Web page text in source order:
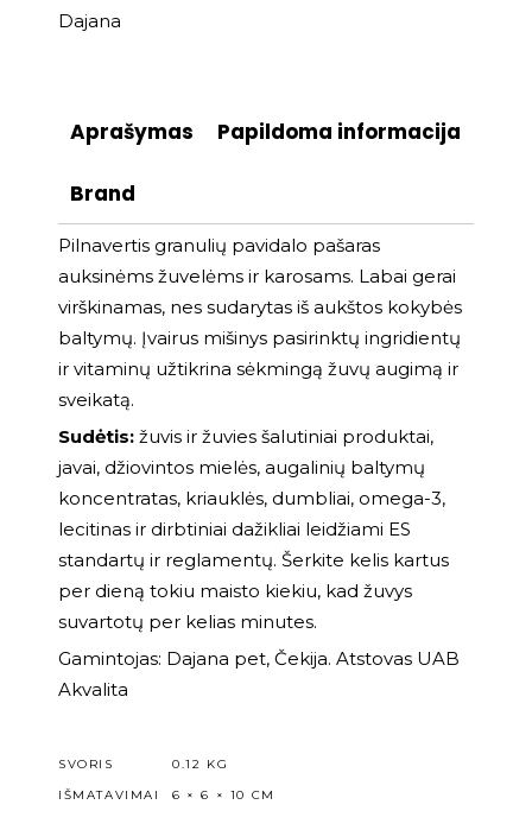
Dajana
Aprašymas Papildoma informacija
Brand
Pilnavertis granulių pavidalo pašaras
auksinėms žuvelėms ir karosams. Labai gerai
virškinamas, nes sudarytas iš aukštos kokybės
baltymų. Įvairus mišinys pasirinktų ingridientų
ir vitaminų užtikrina sėkmingą žuvų augimą ir
sveikatą.
Sudėtis: žuvis ir žuvies šalutiniai produktai,
javai, džiovintos mielės, augalinių baltymų
koncentratas, kriauklės, dumbliai, omega-3,
lecitinas ir dirbtiniai dažikliai leidžiami ES
standartų ir reglamentų. Šerkite kelis kartus
per dieną tokiu maisto kiekiu, kad žuvys
suvartotų per kelias minutes.
Gamintojas: Dajana pet, Čekija. Atstovas UAB
Akvalita
SVORIS
0.12 KG
IŠMATAVIMAI
6 × 6 × 10 CM